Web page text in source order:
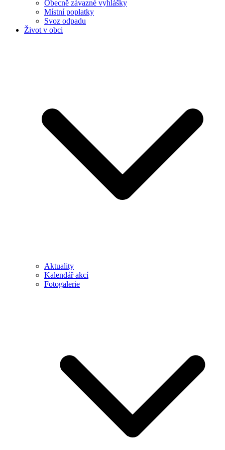
Obecně závazné vyhlášky
Místní poplatky
Svoz odpadu
Život v obci
Aktuality
Kalendář akcí
Fotogalerie